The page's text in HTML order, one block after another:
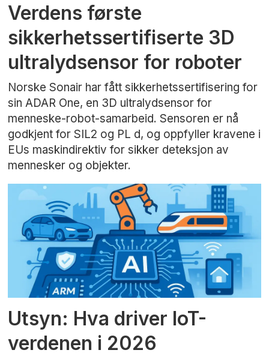
Verdens første
sikkerhetssertifiserte 3D
ultralydsensor for roboter
Norske Sonair har fått sikkerhetssertifisering for
sin ADAR One, en 3D ultralydsensor for
menneske-robot-samarbeid. Sensoren er nå
godkjent for SIL2 og PL d, og oppfyller kravene i
EUs maskindirektiv for sikker deteksjon av
mennesker og objekter.
Utsyn: Hva driver IoT-
verdenen i 2026